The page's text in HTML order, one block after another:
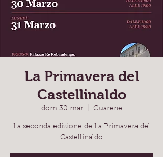
La Primavera del
Castellinaldo
dom 30 mar
  |
Guarene
La seconda edizione de La Primavera del
Castellinaldo